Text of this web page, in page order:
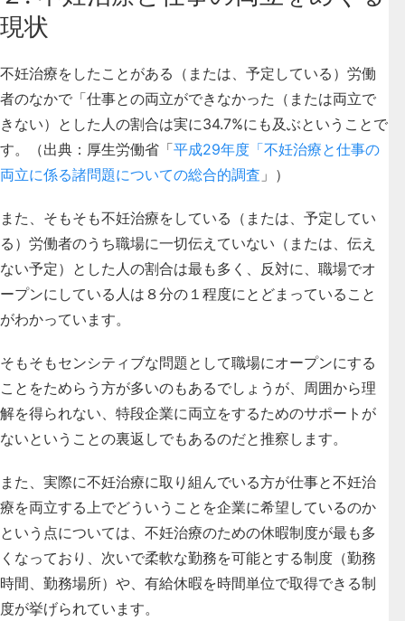
現状
不妊治療をしたことがある（または、予定している）労働
者のなかで「仕事との両立ができなかった（または両立で
きない）とした人の割合は実に34.7%にも及ぶということで
す。（出典：厚生労働省「平成29年度「不妊治療と仕事の
両立に係る諸問題についての総合的調査 」）
また、そもそも不妊治療をしている（または、予定してい
る）労働者のうち職場に一切伝えていない（または、伝え
ない予定）とした人の割合は最も多く、反対に、職場でオ
ープンにしている人は８分の１程度にとどまっていること
がわかっています。
そもそもセンシティブな問題として職場にオープンにする
ことをためらう方が多いのもあるでしょうが、周囲から理
解を得られない、特段企業に両立をするためのサポートが
ないということの裏返しでもあるのだと推察します。
また、 実際に不妊治療に取り組んでいる方が仕事と不妊治
療を両立する上でどういうことを企業に希望しているのか
という点については、不妊治療のための休暇制度が最も多
くなっており、次いで柔軟な勤務を可能とする制度（勤務
時間、勤務場所）や、有給休暇を時間単位で取得できる制
度が挙げられています。